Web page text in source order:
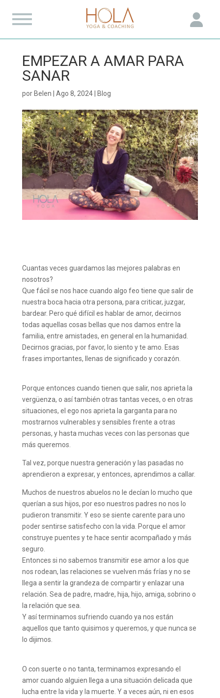
EMPEZAR A AMAR PARA
SANAR
por Belen Ago 8, 2024| Blog
Cuantas veces guardamos las mejores palabras en
nosotros?
Que fácil se nos hace cuando algo feo tiene que salir de
nuestra boca hacia otra persona, para criticar, juzgar,
bardear. Pero qué difícil es hablar de amor, decirnos
todas aquellas cosas bellas que nos damos entre la
familia, entre amistades, en general en la humanidad.
Decirnos gracias, por favor, lo siento y te amo. Esas
frases importantes, llenas de significado y corazón.
Porque entonces cuando tienen que salir, nos aprieta la
vergüenza, o así también otras tantas veces, o en otras
situaciones, el ego nos aprieta la garganta para no
mostrarnos vulnerables y sensibles frente a otras
personas, y hasta muchas veces con las personas que
más queremos.
Tal vez, porque nuestra generación y las pasadas no
aprendieron a expresar, y entonces, aprendimos a callar.
Muchos de nuestros abuelos no le decían lo mucho que
querían a sus hijos, por eso nuestros padres no nos lo
pudieron transmitir. Y eso se siente carente para uno
poder sentirse satisfecho con la vida. Porque el amor
construye puentes y te hace sentir acompañado y más
seguro.
Entonces si no sabemos transmitir ese amor a los que
nos rodean, las relaciones se vuelven más frías y no se
llega a sentir la grandeza de compartir y enlazar una
relación. Sea de padre, madre, hija, hijo, amiga, sobrino o
la relación que sea.
Y así terminamos sufriendo cuando ya nos están
aquellos que tanto quisimos y queremos, y que nunca se
lo dijimos.
O con suerte o no tanta, terminamos expresando el
amor cuando alguien llega a una situación delicada que
lucha entre la vida y la muerte. Y a veces aún, ni en esos